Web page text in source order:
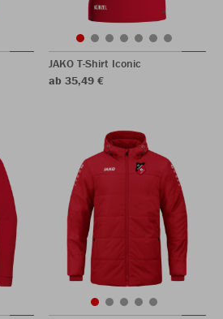
JAKO T-Shirt Iconic
ab 35,49 €